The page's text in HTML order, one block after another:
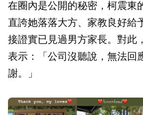
在圈內是公開的秘密，柯震東
直誇她落落大方、家教良好給
接證實已見過男方家長。對此
表示：「公司沒聽說，無法回
謝。」